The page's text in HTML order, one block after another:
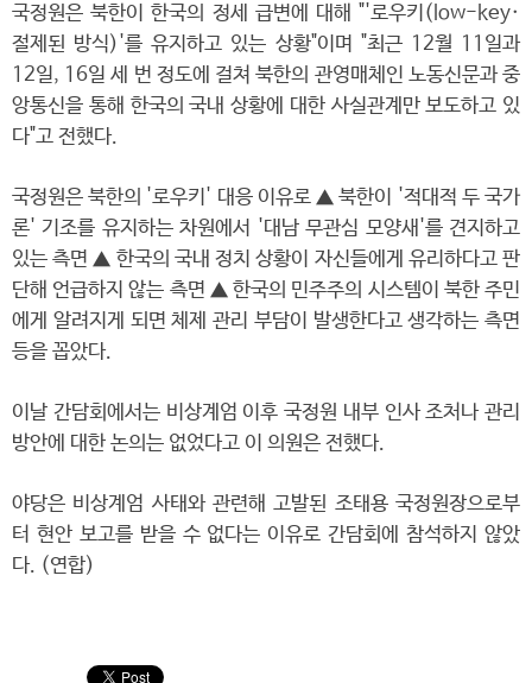
국정원은 북한이 한국의 정세 급변에 대해 "'로우키(low-key·
절제된 방식)'를 유지하고 있는 상황"이며 "최근 12월 11일과
12일, 16일 세 번 정도에 걸쳐 북한의 관영매체인 노동신문과 중
앙통신을 통해 한국의 국내 상황에 대한 사실관계만 보도하고 있
다"고 전했다.
국정원은 북한의 '로우키' 대응 이유로 ▲ 북한이 '적대적 두 국가
론' 기조를 유지하는 차원에서 '대남 무관심 모양새'를 견지하고
있는 측면 ▲ 한국의 국내 정치 상황이 자신들에게 유리하다고 판
단해 언급하지 않는 측면 ▲ 한국의 민주주의 시스템이 북한 주민
에게 알려지게 되면 체제 관리 부담이 발생한다고 생각하는 측면
등을 꼽았다.
이날 간담회에서는 비상계엄 이후 국정원 내부 인사 조처나 관리
방안에 대한 논의는 없었다고 이 의원은 전했다.
야당은 비상계엄 사태와 관련해 고발된 조태용 국정원장으로부
터 현안 보고를 받을 수 없다는 이유로 간담회에 참석하지 않았
다. (연합)